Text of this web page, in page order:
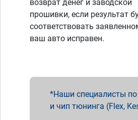
возврат денег и заводской
прошивки, если результат
соответствовать
ваш авто исправен.
Наши специалисты
и чип тюнинга (Flex,